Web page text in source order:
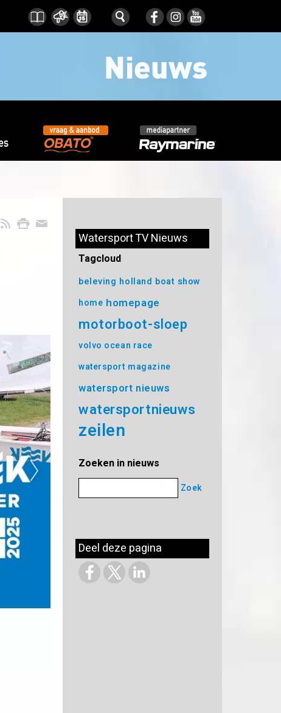
Watersport TV Nieuws
Tagcloud
beleving holland boat show
home homepage
motorboot-sloep
volvo ocean race
watersport magazine
watersport nieuws
watersportnieuws
zeilen
Zoeken in nieuws
Zoek
Deel deze pagina